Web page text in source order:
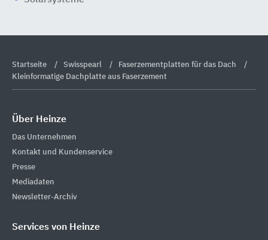
Startseite Swisspearl
Faserzementplatten für das Dach
Kleinformatige Dachplatte aus Faserzement
Über Heinze
Das Unternehmen
Kontakt und Kundenservice
Presse
Mediadaten
Newsletter-Archiv
Services von Heinze